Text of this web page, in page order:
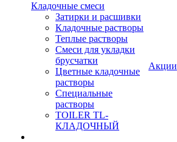
Кладочные смеси
Затирки и расшивки
Кладочные растворы
Теплые растворы
Смеси для укладки
брусчатки
Цветные кладочные
растворы
Специальные
растворы
TOILER TL-
КЛАДОЧНЫЙ
Акции